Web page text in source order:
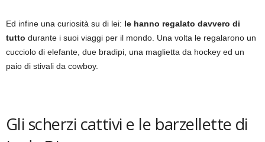
Ed infine una curiosità su di lei: le hanno regalato davvero di
tutto durante i suoi viaggi per il mondo. Una volta le regalarono un
cucciolo di elefante, due bradipi, una maglietta da hockey ed un
paio di stivali da cowboy.
Gli scherzi cattivi e le barzellette di